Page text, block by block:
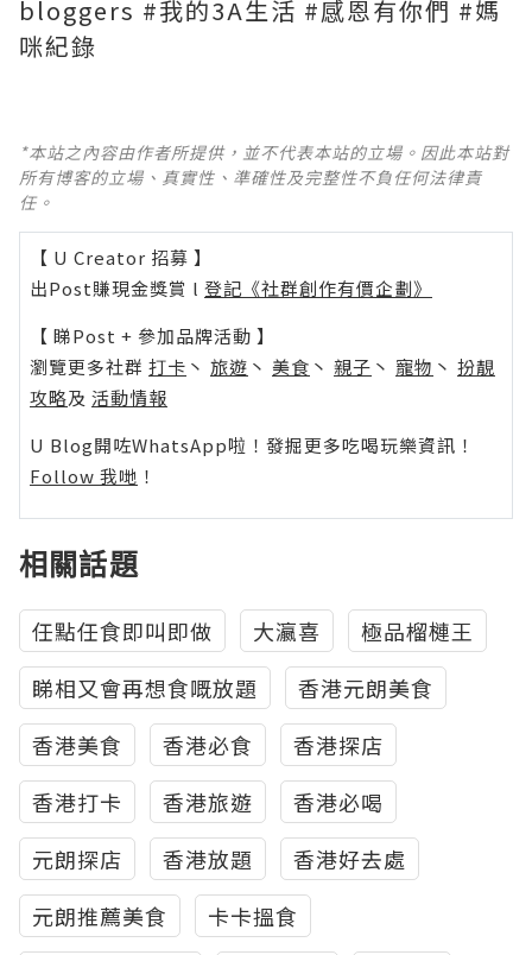
bloggers #我的3A生活 #感恩有你們 #媽
咪紀錄
*本站之內容由作者所提供，並不代表本站的立場。因此本站對
所有博客的立場、真實性、準確性及完整性不負任何法律責
任。
【 U Creator 招募 】
出Post賺現金獎賞 l 登記《社群創作有價企劃》
【 睇Post + 參加品牌活動 】
瀏覽更多社群 打卡 丶 旅遊 丶 美食 丶 親子 丶 寵物 丶 扮靚
攻略及 活動情報
U Blog開咗WhatsApp啦！發掘更多吃喝玩樂資訊！
Follow 我哋 ！
相關話題
任點任食即叫即做 大瀛喜
極品榴槤王
睇相又會再想食嘅放題
香港元朗美食
香港美食
香港必食
香港探店
香港打卡
香港旅遊
香港必喝
元朗探店
香港放題
香港好去處
元朗推薦美食
卡卡搵食